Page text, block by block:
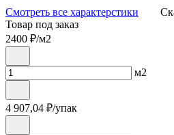
Смотреть все характерстики
Товар под заказ
2400 ₽/м2
м2
4 907,04 ₽/упак